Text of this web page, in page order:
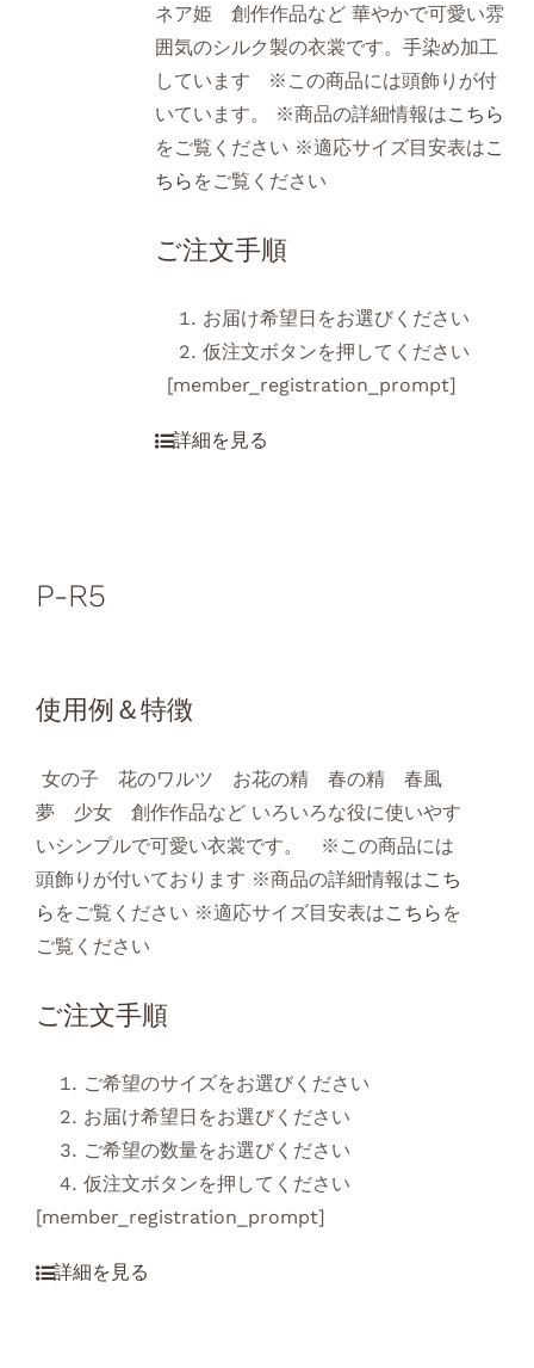
ネア姫 創作作品など 華やかで可愛い雰
囲気のシルク製の衣裳です。手染め加工
しています ※この商品には頭飾りが付
いています。 ※商品の詳細情報はこちら
をご覧ください ※適応サイズ目安表はこ
ちら をご覧ください
ご注文手順
お届け希望日をお選びください
仮注文ボタンを押してください
[member_registration_prompt]
P-R5
使用例＆特徴
女の子 花のワルツ お花の精 春の精 春風
夢 少女 創作作品など いろいろな役に使いやす
いシンプルで可愛い衣裳です。 ※この商品には
頭飾りが付いております ※商品の詳細情報はこち
ら をご覧ください ※適応サイズ目安表はこちら を
ご覧ください
ご注文手順
ご希望のサイズをお選びください
お届け希望日をお選びください
ご希望の数量をお選びください
仮注文ボタンを押してください
[member_registration_prompt]